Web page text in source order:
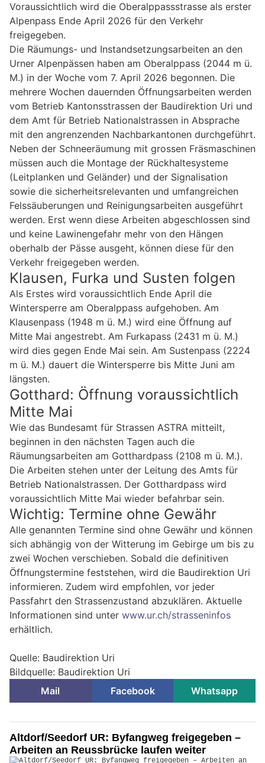
Voraussichtlich wird die Oberalppassstrasse als erster
Alpenpass Ende April 2026 für den Verkehr
freigegeben.
Die Räumungs- und Instandsetzungsarbeiten an den
Urner Alpenpässen haben am Oberalppass (2044 m ü.
M.) in der Woche vom 7. April 2026 begonnen. Die
mehrere Wochen dauernden Öffnungsarbeiten werden
vom Betrieb Kantonsstrassen der Baudirektion Uri und
dem Amt für Betrieb Nationalstrassen in Absprache
mit den angrenzenden Nachbarkantonen durchgeführt.
Neben der Schneeräumung mit grossen Fräsmaschinen
müssen auch die Montage der Rückhaltesysteme
(Leitplanken und Geländer) und der Signalisation
sowie die sicherheitsrelevanten und umfangreichen
Felssäuberungen und Reinigungsarbeiten ausgeführt
werden. Erst wenn diese Arbeiten abgeschlossen sind
und keine Lawinengefahr mehr von den Hängen
oberhalb der Pässe ausgeht, können diese für den
Verkehr freigegeben werden.
Klausen, Furka und Susten folgen
Als Erstes wird voraussichtlich Ende April die
Wintersperre am Oberalppass aufgehoben. Am
Klausenpass (1948 m ü. M.) wird eine Öffnung auf
Mitte Mai angestrebt. Am Furkapass (2431 m ü. M.)
wird dies gegen Ende Mai sein. Am Sustenpass (2224
m ü. M.) dauert die Wintersperre bis Mitte Juni am
längsten.
Gotthard: Öffnung voraussichtlich
Mitte Mai
Wie das Bundesamt für Strassen ASTRA mitteilt,
beginnen in den nächsten Tagen auch die
Räumungsarbeiten am Gotthardpass (2108 m ü. M.).
Die Arbeiten stehen unter der Leitung des Amts für
Betrieb Nationalstrassen. Der Gotthardpass wird
voraussichtlich Mitte Mai wieder befahrbar sein.
Wichtig: Termine ohne Gewähr
Alle genannten Termine sind ohne Gewähr und können
sich abhängig von der Witterung im Gebirge um bis zu
zwei Wochen verschieben. Sobald die definitiven
Öffnungstermine feststehen, wird die Baudirektion Uri
informieren. Zudem wird empfohlen, vor jeder
Passfahrt den Strassenzustand abzuklären. Aktuelle
Informationen sind unter www.ur.ch/strasseninfos
erhältlich.
Quelle: Baudirektion Uri
Bildquelle: Baudirektion Uri
Mail
Facebook Whatsapp
Altdorf/Seedorf UR: Byfangweg freigegeben –
Arbeiten an Reussbrücke laufen weiter